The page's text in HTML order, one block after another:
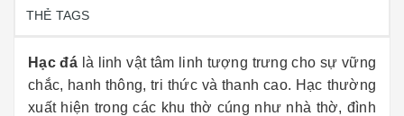
THẺ TAGS
Hạc đá là linh vật tâm linh tượng trưng cho sự vững
chắc, hanh thông, tri thức và thanh cao. Hạc thường
xuất hiện trong các khu thờ cúng như nhà thờ, đình